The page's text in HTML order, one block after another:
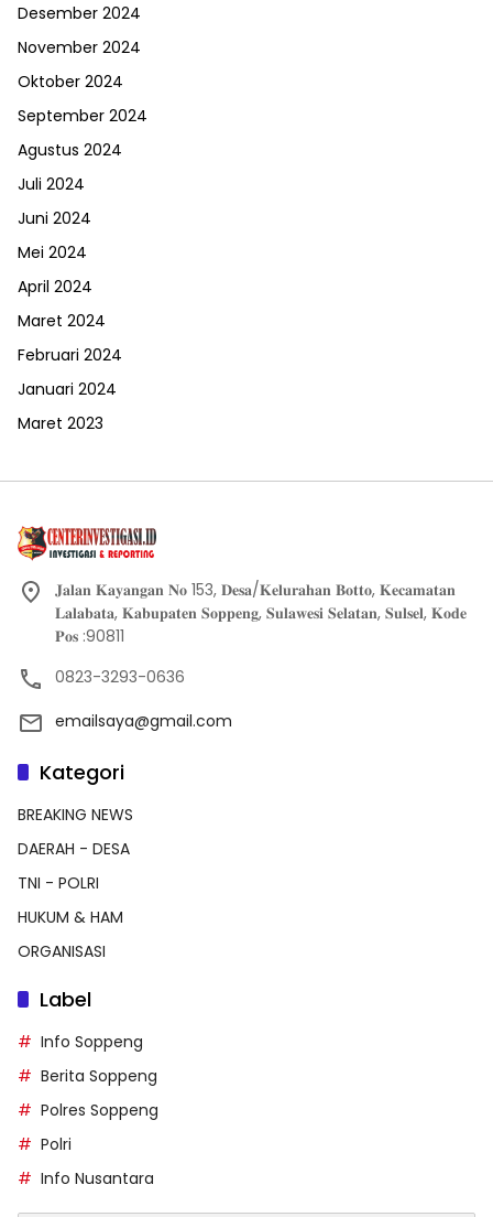
Desember 2024
November 2024
Oktober 2024
September 2024
Agustus 2024
Juli 2024
Juni 2024
Mei 2024
April 2024
Maret 2024
Februari 2024
Januari 2024
Maret 2023
𝐉𝐚𝐥𝐚𝐧 𝐊𝐚𝐲𝐚𝐧𝐠𝐚𝐧 𝐍𝐨 153, 𝐃𝐞𝐬𝐚/𝐊𝐞𝐥𝐮𝐫𝐚𝐡𝐚𝐧 𝐁𝐨𝐭𝐭𝐨, 𝐊𝐞𝐜𝐚𝐦𝐚𝐭𝐚𝐧
𝐋𝐚𝐥𝐚𝐛𝐚𝐭𝐚, 𝐊𝐚𝐛𝐮𝐩𝐚𝐭𝐞𝐧 𝐒𝐨𝐩𝐩𝐞𝐧𝐠, 𝐒𝐮𝐥𝐚𝐰𝐞𝐬𝐢 𝐒𝐞𝐥𝐚𝐭𝐚𝐧, 𝐒𝐮𝐥𝐬𝐞𝐥, 𝐊𝐨𝐝𝐞
𝐏𝐨𝐬 :90811
0823-3293-0636
emailsaya@gmail.com
Kategori
BREAKING NEWS
DAERAH - DESA
TNI - POLRI
HUKUM & HAM
ORGANISASI
Label
Info Soppeng
Berita Soppeng
Polres Soppeng
Polri
Info Nusantara